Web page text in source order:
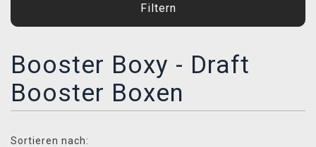
VERSAND
XZONE CLUB
Filtern
Booster Boxy - Draft
Booster Boxen
Sortieren nach: